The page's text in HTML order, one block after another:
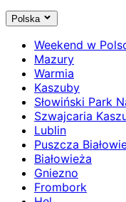
Polska
Weekend w
Mazury
Warmia
Kaszuby
Słowiński Park
Szwajcaria
Lublin
Puszcza
Białowieża
Gniezno
Frombork